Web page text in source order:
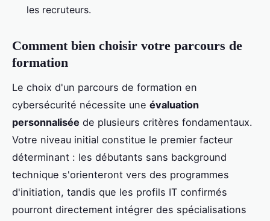
les recruteurs.
Comment bien choisir votre parcours de
formation
Le choix d'un parcours de formation en
cybersécurité nécessite une évaluation
personnalisée de plusieurs critères fondamentaux.
Votre niveau initial constitue le premier facteur
déterminant : les débutants sans background
technique s'orienteront vers des programmes
d'initiation, tandis que les profils IT confirmés
pourront directement intégrer des spécialisations